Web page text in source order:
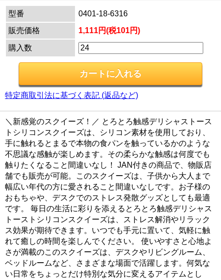
型番
0401-18-6316
販売価格
1,111円(税101円)
購入数
特定商取引法に基づく表記 (返品など)
＼新感覚のスクイーズ！／ とろとろ触感デリシャストース
トシリコンスクイーズは、シリコン素材を使用しており、
手に触れるとまるで本物の食パンを触っているかのような
不思議な感触が楽しめます。その柔らかな触感は何度でも
触りたくなること間違いなし！ JAN付きの商品で、物販店
舗でも販売が可能。このスクイーズは、子供から大人まで
幅広い年代の方に愛されること間違いなしです。お子様の
おもちゃや、デスクでのストレス発散グッズとしても最適
です。 毎日の生活に彩りを添えるとろとろ触感デリシャス
トーストシリコンスクイーズは、ストレス解消やリラック
ス効果が期待できます。いつでも手元に置いて、気軽に触
れて癒しの時間を楽しんでください。 使いやすさと心地よ
さが満載のこのスクイーズは、デスクやリビングルーム、
ベッドルームなど、さまざまな場面で活躍します。何気な
い日常をちょっとだけ特別な気分に変えるアイテムとし